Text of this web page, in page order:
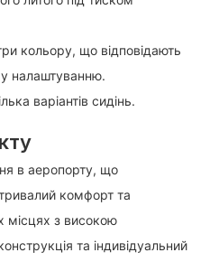
кольору, що відповідають
налаштуванню.
варіантів сидінь.
в аеропорту, що
комфорт та
місцях з високою
та індивідуальний